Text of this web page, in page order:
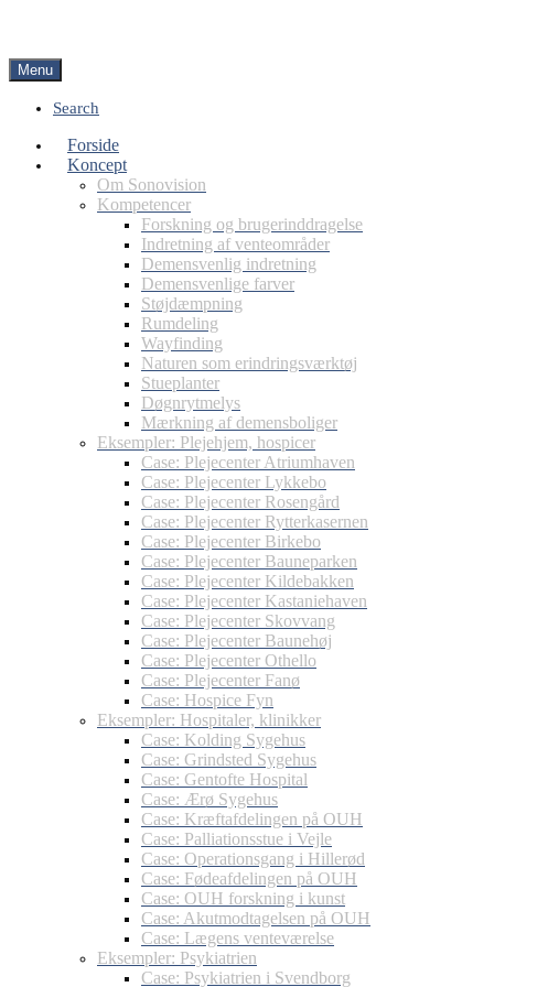
Menu
Search
Forside
Koncept
Om Sonovision
Kompetencer
Forskning og brugerinddragelse
Indretning af venteområder
Demensvenlig indretning
Demensvenlige farver
Støjdæmpning
Rumdeling
Wayfinding
Naturen som erindringsværktøj
Stueplanter
Døgnrytmelys
Mærkning af demensboliger
Eksempler: Plejehjem, hospicer
Case: Plejecenter Atriumhaven
Case: Plejecenter Lykkebo
Case: Plejecenter Rosengård
Case: Plejecenter Rytterkasernen
Case: Plejecenter Birkebo
Case: Plejecenter Bauneparken
Case: Plejecenter Kildebakken
Case: Plejecenter Kastaniehaven
Case: Plejecenter Skovvang
Case: Plejecenter Baunehøj
Case: Plejecenter Othello
Case: Plejecenter Fanø
Case: Hospice Fyn
Eksempler: Hospitaler, klinikker
Case: Kolding Sygehus
Case: Grindsted Sygehus
Case: Gentofte Hospital
Case: Ærø Sygehus
Case: Kræftafdelingen på OUH
Case: Palliationsstue i Vejle
Case: Operationsgang i Hillerød
Case: Fødeafdelingen på OUH
Case: OUH forskning i kunst
Case: Akutmodtagelsen på OUH
Case: Lægens venteværelse
Eksempler: Psykiatrien
Case: Psykiatrien i Svendborg